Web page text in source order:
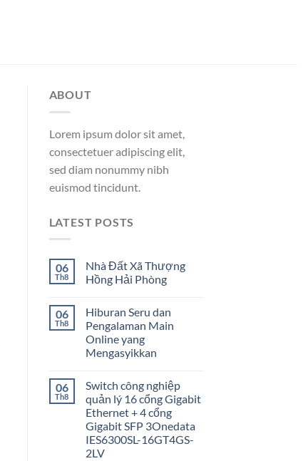
ABOUT
Lorem ipsum dolor sit amet,
consectetuer adipiscing elit,
sed diam nonummy nibh
euismod tincidunt.
LATEST POSTS
06
Th8
Nhà Đất Xã Thượng
Hồng Hải Phòng
06
Th8
Hiburan Seru dan
Pengalaman Main
Online yang
Mengasyikkan
06
Th8
Switch công nghiệp
quản lý 16 cổng Gigabit
Ethernet + 4 cổng
Gigabit SFP 3Onedata
IES6300SL-16GT4GS-
2LV